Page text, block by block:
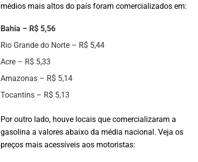
médios mais altos do país foram comercializados em:
Bahia – R$ 5,56
Rio Grande do Norte – R$ 5,44
Acre – R$ 5,33
Amazonas – R$ 5,14
Tocantins – R$ 5,13
Por outro lado, houve locais que comercializaram a
gasolina a valores abaixo da média nacional. Veja os
preços mais acessíveis aos motoristas: